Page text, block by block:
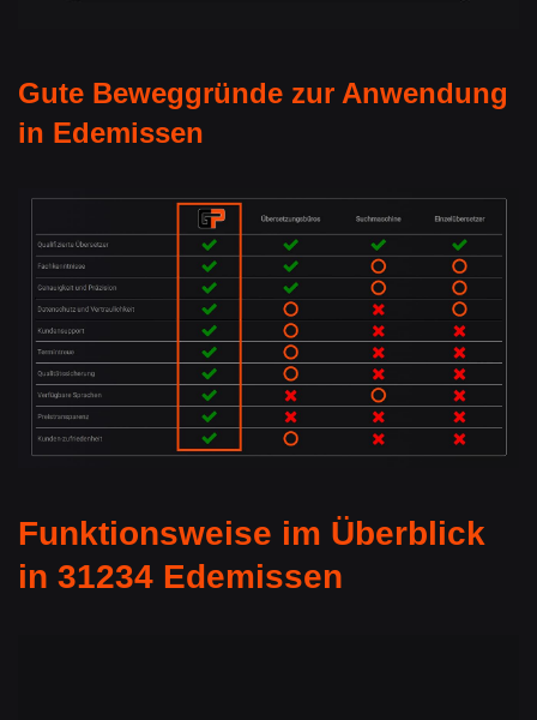
Gute Beweggründe zur Anwendung
in Edemissen
Funktionsweise im Überblick
in 31234 Edemissen